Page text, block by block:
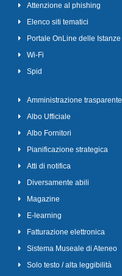
Attenzione al phishing
Elenco siti tematici
Portale OnLine delle Istanze
Wi-Fi
Spid
Amministrazione trasparente
Albo Ufficiale
Albo Fornitori
Pianificazione strategica
Atti di notifica
Diversamente abili
Magazine
E-learning
Fatturazione elettronica
Sistema Museale di Ateneo
Solo testo / alta leggibilità